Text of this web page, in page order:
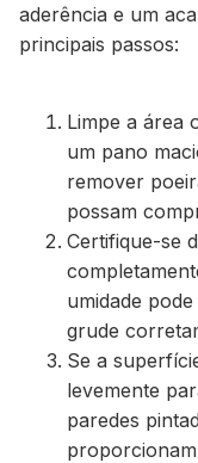
aderência e um
principais passos:
Limpe a área
um pano
remover
possam
Certifique-se
umidade
grude
Se a
levemente
paredes